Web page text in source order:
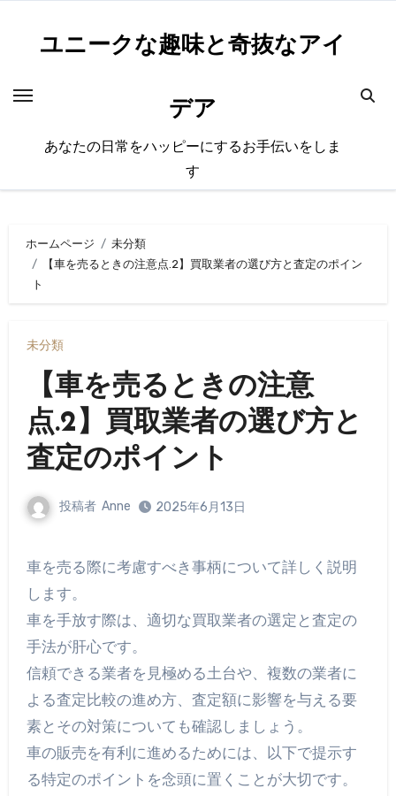
ユニークな趣味と奇抜なアイ
デア
あなたの日常をハッピーにするお手伝いをしま
す
ホームページ
未分類
【車を売るときの注意点.2】買取業者の選び方と査定のポイン
ト
未分類
【車を売るときの注意
点.2】買取業者の選び方と
査定のポイント
投稿者 Anne 2025年6月13日
車を売る際に考慮すべき事柄について詳しく説明
します。
車を手放す際は、適切な買取業者の選定と査定の
手法が肝心です。
信頼できる業者を見極める土台や、複数の業者に
よる査定比較の進め方、査定額に影響を与える要
素とその対策についても確認しましょう。
車の販売を有利に進めるためには、以下で提示す
る特定のポイントを念頭に置くことが大切です。